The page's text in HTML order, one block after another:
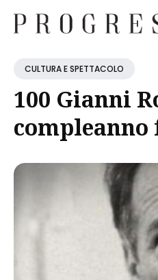
Cerca
CULTURA E SPETTACOLO
100 Gianni
compleanno